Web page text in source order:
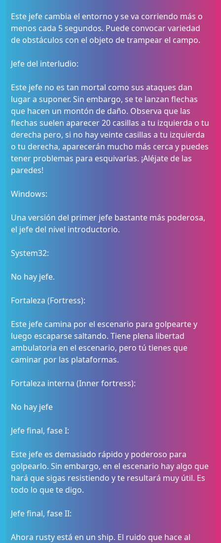
Este jefe cambia el entorno y se va corriendo más o
menos cada 5 segundos. Puede convocar variedad
de obstáculos con el objeto de trampear el campo.
Jefe del interludio:
Este jefe no es tan mortal como sus ataques dan
lugar a suponer. Sin embargo, se te lanzan flechas
que hacen un montón de daño. Observa que las
flechas suelen aparecer 20 casillas a tu izquierda o tu
derecha pero, si no hay veinte casillas a tu izquierda
o tu derecha, aparecerán mucho más cerca y puedes
tener problemas para esquivarlas. ¡Aléjate de las
paredes!
Windows:
Una versión del primer jefe bastante más poderosa,
el jefe del nivel introductorio.
System32:
No hay jefe.
Fortaleza (Fortress):
Este jefe camina por el escenario para golpearte y
luego escaparse saltando. Tiene plena libertad
ambulatoria en el escenario, pero tú tienes que
caminar por las plataformas.
Fortaleza interna (Inner fortress):
No hay jefe
Jefe final, fase I:
Este jefe es demasiado rápido y poderoso para
golpearlo. Sin embargo, en el escenario hay algo que
hará que sigas resistiendo y te resultará muy útil. Es
todo lo que te digo.
Jefe final, fase II:
Ahora rusty está en un ship. El ruido que hace al